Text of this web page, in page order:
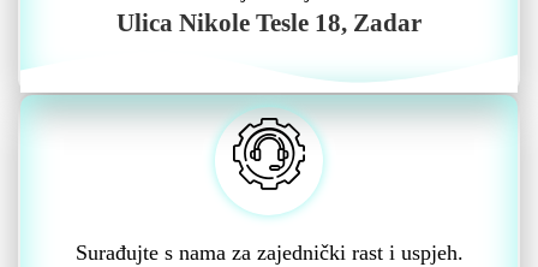
Ulica Nikole Tesle 18, Zadar
Surađujte s nama za zajednički rast i uspjeh.